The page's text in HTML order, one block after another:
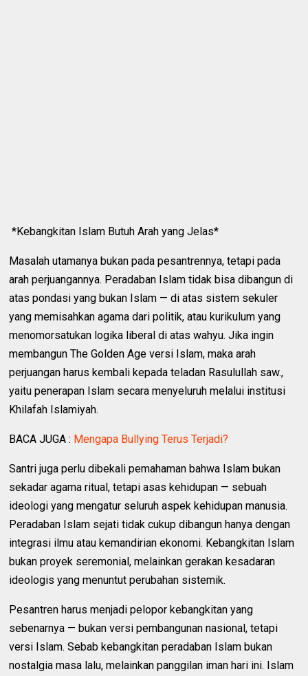
*Kebangkitan Islam Butuh Arah yang Jelas*
Masalah utamanya bukan pada pesantrennya, tetapi pada
arah perjuangannya. Peradaban Islam tidak bisa dibangun di
atas pondasi yang bukan Islam — di atas sistem sekuler
yang memisahkan agama dari politik, atau kurikulum yang
menomorsatukan logika liberal di atas wahyu. Jika ingin
membangun The Golden Age versi Islam, maka arah
perjuangan harus kembali kepada teladan Rasulullah saw.,
yaitu penerapan Islam secara menyeluruh melalui institusi
Khilafah Islamiyah.
BACA JUGA : Mengapa Bullying Terus Terjadi?
Santri juga perlu dibekali pemahaman bahwa Islam bukan
sekadar agama ritual, tetapi asas kehidupan — sebuah
ideologi yang mengatur seluruh aspek kehidupan manusia.
Peradaban Islam sejati tidak cukup dibangun hanya dengan
integrasi ilmu atau kemandirian ekonomi. Kebangkitan Islam
bukan proyek seremonial, melainkan gerakan kesadaran
ideologis yang menuntut perubahan sistemik.
Pesantren harus menjadi pelopor kebangkitan yang
sebenarnya — bukan versi pembangunan nasional, tetapi
versi Islam. Sebab kebangkitan peradaban Islam bukan
nostalgia masa lalu, melainkan panggilan iman hari ini. Islam